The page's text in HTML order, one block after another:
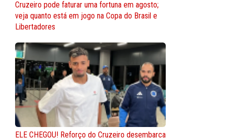
Cruzeiro pode faturar uma fortuna em agosto;
veja quanto está em jogo na Copa do Brasil e
Libertadores
ELE CHEGOU! Reforço do Cruzeiro desembarca